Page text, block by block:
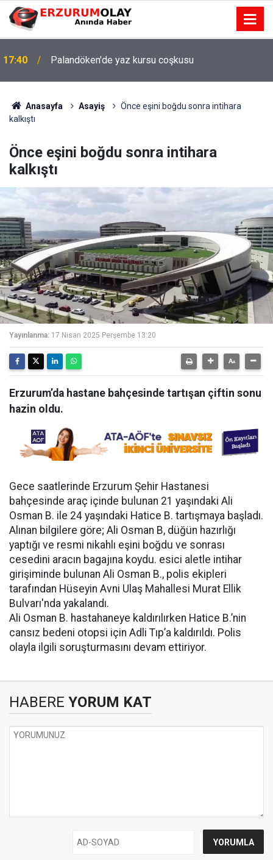
17:40 Palandöken'de yaz kursu coşkusu
Anasayfa Asayiş
Önce eşini boğdu sonra intihara
kalkıştı
Önce eşini boğdu sonra intihara
kalkıştı
Yayınlanma: 17 Nisan 2025 Perşembe 13:20
Erzurum’da hastane bahçesinde tartışan çiftin sonu
hazin oldu.
Gece saatlerinde Erzurum Şehir Hastanesi
bahçesinde araç içinde bulunan 21 yaşındaki Ali
Osman B. ile 24 yaşındaki Hatice B. tartışmaya başladı.
Alınan bilgilere göre; Ali Osman B, düğün hazırlığı
yaptığı ve resmi nikahlı eşini boğdu ve sonrası
cesedini aracın bagajına koydu. esici aletle intihar
girişiminde bulunan Ali Osman B., polis ekipleri
tarafından Hüseyin Avni Ulaş Mahallesi Murat Ellik
Bulvarı'nda yakalandı.
Ali Osman B. hastahaneye kaldırılırken Hatice B.’nin
cansız bedeni otopsi için Adli Tıp’a kaldırıldı. Polis
olayla ilgili soruşturmasını devam ettiriyor.
HABERE YORUM KAT